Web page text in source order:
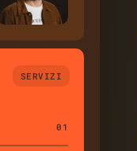
SERVIZI
01